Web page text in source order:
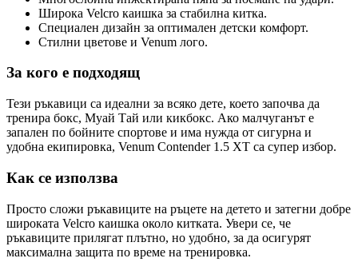
Широка Velcro каишка за стабилна китка.
Специален дизайн за оптимален детски комфорт.
Стилни цветове и Venum лого.
За кого е подходящ
Тези ръкавици са идеални за всяко дете, което започва да
тренира бокс, Муай Тай или кикбокс. Ако малчуганът е
запален по бойните спортове и има нужда от сигурна и
удобна екипировка, Venum Contender 1.5 XT са супер избор.
Как се използва
Просто сложи ръкавиците на ръцете на детето и затегни добре
широката Velcro каишка около китката. Увери се, че
ръкавиците прилягат плътно, но удобно, за да осигурят
максимална защита по време на тренировка.